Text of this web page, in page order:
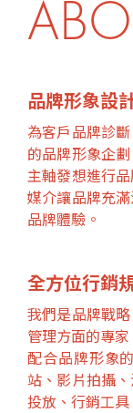
品牌形象設
為客戶品牌診
的品牌形象企
主軸發想進行
媒介讓品牌充
品牌體驗。
全方位行銷
我們是品牌戰
管理方面的專家
配合品牌形象
站、影片拍攝
投放、行銷工具